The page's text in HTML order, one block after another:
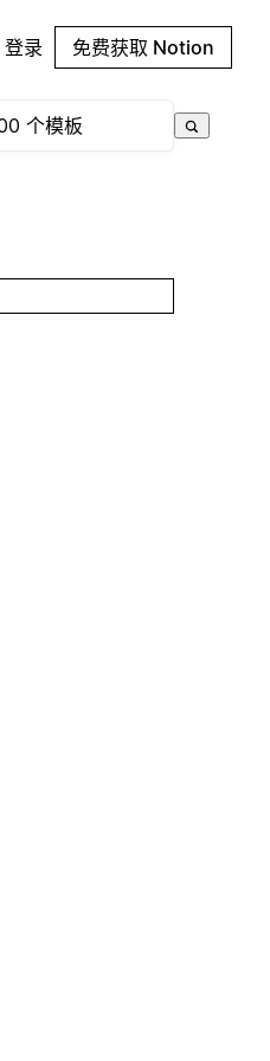
登录 免费获取 Notion